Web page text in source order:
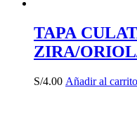
TAPA
ZIRA/
S/4.00 Añadir al carrito